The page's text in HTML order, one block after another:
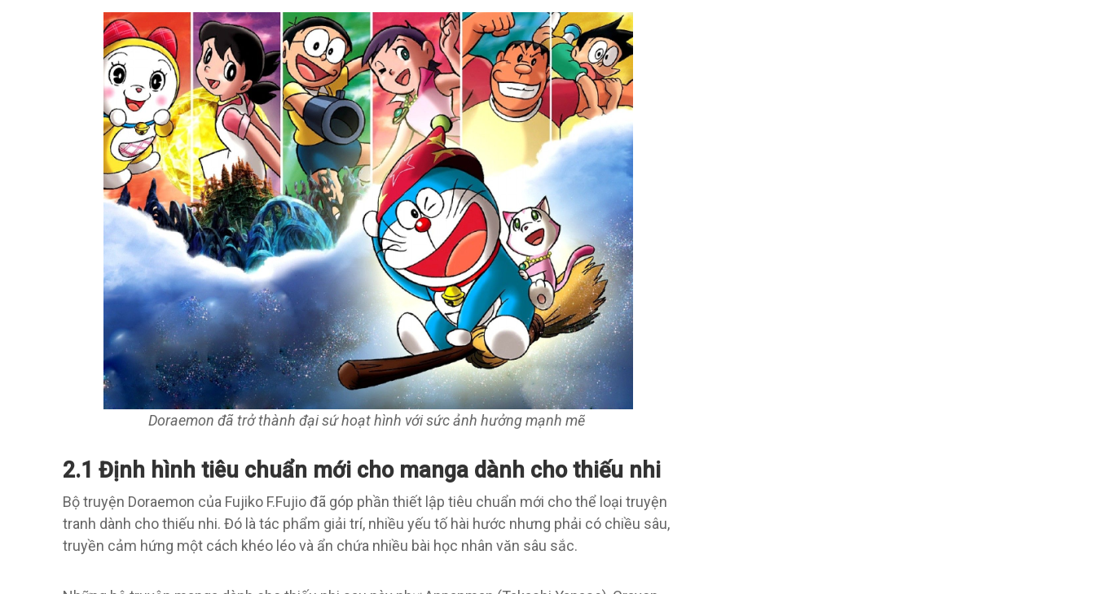
Doraemon đã trở thành đại sứ hoạt hình với sức ảnh hưởng mạnh mẽ
2.1 Định hình tiêu chuẩn mới cho manga dành cho thiếu nhi
Bộ truyện Doraemon của Fujiko F.Fujio đã góp phần thiết lập tiêu chuẩn mới cho thể loại truyện
tranh dành cho thiếu nhi. Đó là tác phẩm giải trí, nhiều yếu tố hài hước nhưng phải có chiều sâu,
truyền cảm hứng một cách khéo léo và ẩn chứa nhiều bài học nhân văn sâu sắc.